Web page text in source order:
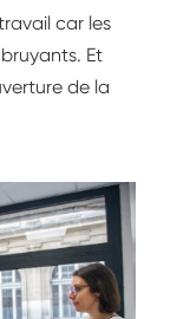
car les
Et
de la